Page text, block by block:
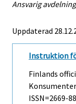
Ansvarig
Uppdaterad
Instruktion
Finlands
ISSN=2669-